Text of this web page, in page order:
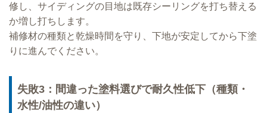
修し、サイディングの目地は既存シーリングを打ち替える
か増し打ちします。
補修材の種類と乾燥時間を守り、下地が安定してから下塗
りに進んでください。
失敗3：間違った塗料選びで耐久性低下（種類・
水性/油性の違い）